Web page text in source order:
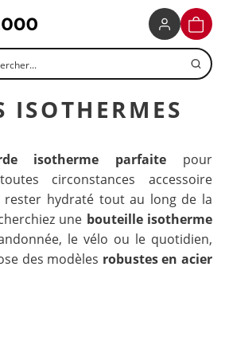
un produit
ISOTHERMES
isotherme parfaite pour
circonstances accessoire
rester hydraté tout au long de la
une bouteille isotherme
le vélo ou le quotidien,
des modèles robustes en acier
isothermes